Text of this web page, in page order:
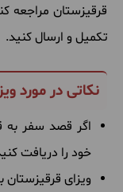
قرقیزستان مراجعه
تکمیل و ارسال کنید.
نکاتی در مورد
اگر قصد سفر به
خود را دریافت
ویزای قرقیزستان برای 30 روز اقامت در این کشور